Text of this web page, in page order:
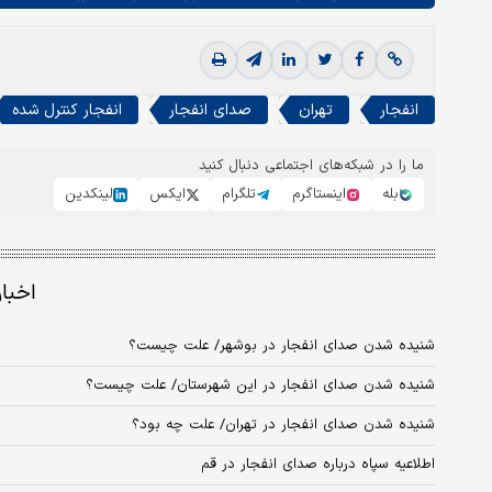
انفجار تهران صدای انفجار انفجار کنترل شده
ما را در شبکه‌های اجتماعی دنبال کنید
بله
اینستاگرم تلگرام ایکس لینکدین
شنیده شدن صدای انفجار در بوشهر/ علت چیست؟
شنیده شدن صدای انفجار در این شهرستان/ علت چیست؟
شنیده شدن صدای انفجار در تهران/ علت چه بود؟
اطلاعیه سپاه درباره صدای انفجار در قم